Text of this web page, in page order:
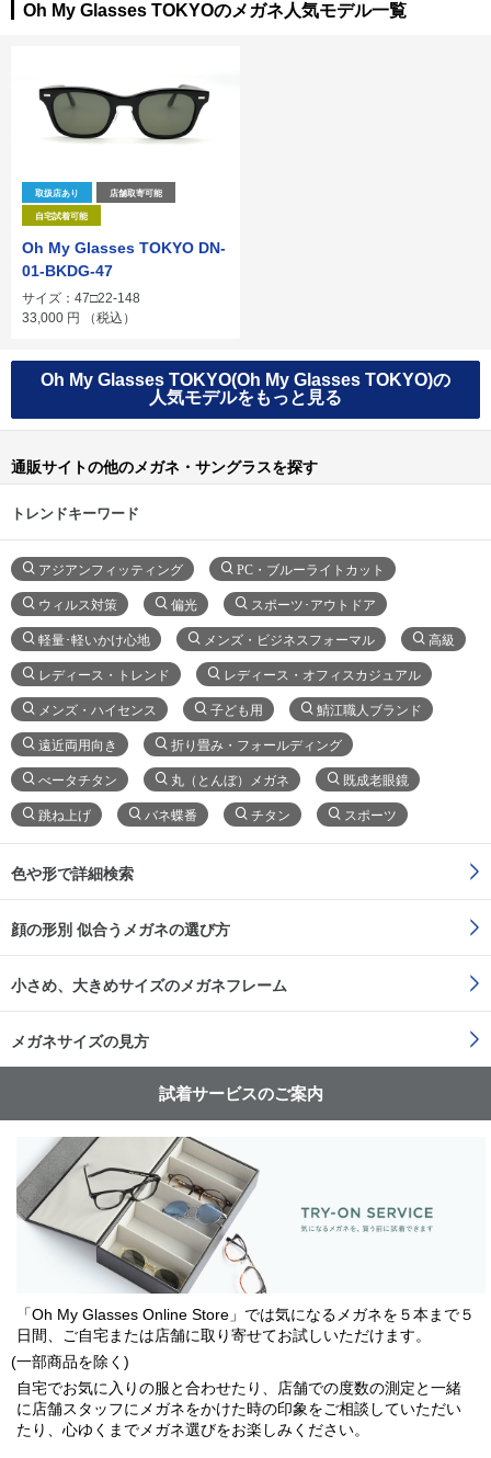
Oh My Glasses TOKYOのメガネ人気モデル一覧
取扱店あり 店舗取寄可能
自宅試着可能
Oh My Glasses TOKYO DN-
01-BKDG-47
サイズ：47□22-148
33,000 円 （税込）
Oh My Glasses TOKYO(Oh My Glasses TOKYO)の
人気モデルをもっと見る
通販サイトの他のメガネ・サングラスを探す
トレンドキーワード
アジアンフィッティング PC・ブルーライトカット
ウィルス対策 偏光 スポーツ･アウトドア
軽量･軽いかけ心地 メンズ・ビジネスフォーマル 高級
レディース・トレンド レディース・オフィスカジュアル
メンズ・ハイセンス 子ども用 鯖江職人ブランド
遠近両用向き 折り畳み・フォールディング
べータチタン 丸（とんぼ）メガネ 既成老眼鏡
跳ね上げ バネ蝶番 チタン スポーツ
色や形で詳細検索
顔の形別 似合うメガネの選び方
小さめ、大きめサイズのメガネフレーム
メガネサイズの見方
試着サービスのご案内
「Oh My Glasses Online Store」では気になるメガネを５本まで５
日間、ご自宅または店舗に取り寄せてお試しいただけます。
(一部商品を除く)
自宅でお気に入りの服と合わせたり、店舗での度数の測定と一緒
に店舗スタッフにメガネをかけた時の印象をご相談していただい
たり、心ゆくまでメガネ選びをお楽しみください。